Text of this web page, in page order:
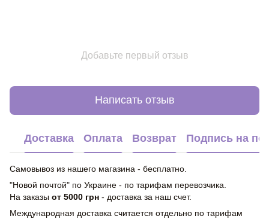
Добавьте первый отзыв
Написать отзыв
Доставка Оплата Возврат Подпись на
Самовывоз из нашего магазина - бесплатно.
"Новой почтой" по Украине - по тарифам перевозчика.
На заказы от 5000 грн - доставка за наш счет.
Международная доставка считается отдельно по тарифам